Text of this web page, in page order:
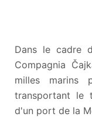
Dans le cadre
Compagnia
milles marins
transportant le
d'un port de la